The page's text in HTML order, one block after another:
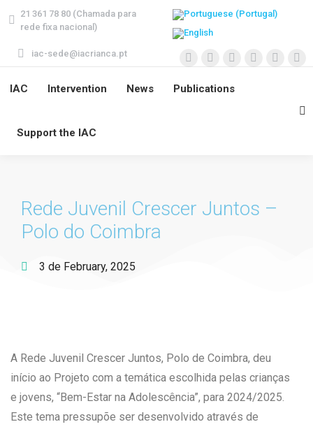
21 361 78 80 (Chamada para
rede fixa nacional)
iac-sede@iacrianca.pt
IAC Intervention News Publications
Support the IAC
Rede Juvenil Crescer Juntos –
Polo do Coimbra
3 de February, 2025
A Rede Juvenil Crescer Juntos, Polo de Coimbra, deu
início ao Projeto com a temática escolhida pelas crianças
e jovens, “Bem-Estar na Adolescência”, para 2024/2025.
Este tema pressupõe ser desenvolvido através de